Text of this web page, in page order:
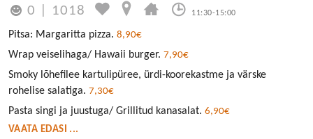
0 1018 11:30-15:00
Pitsa: Margaritta pizza. 8,90€
Wrap veiselihaga/ Hawaii burger. 7,90€
Smoky lõhefilee kartulipüree, ürdi-koorekastme ja värske
rohelise salatiga. 7,30€
Pasta singi ja juustuga/ Grillitud kanasalat. 6,90€
VAATA EDASI ...